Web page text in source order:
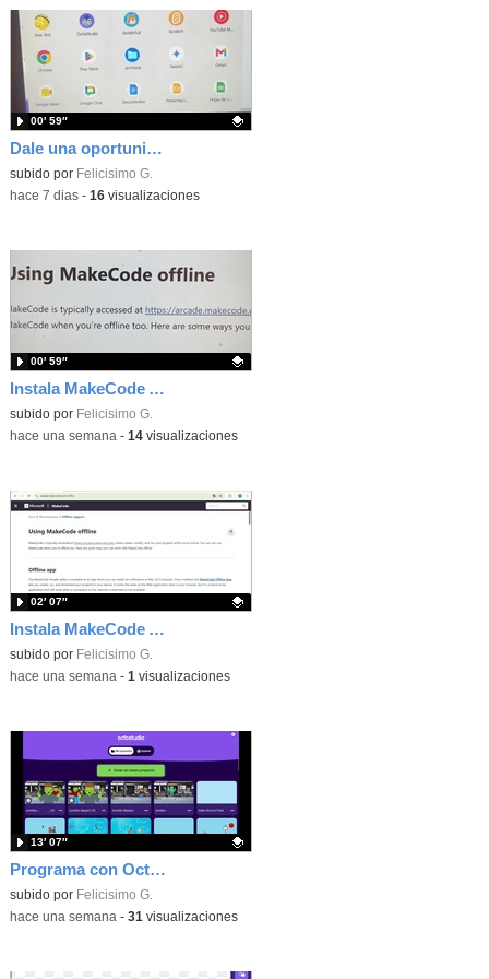
Dale una oportunidad a los Chromebooks y utiliza un proyector para realizar talleres si no tienes pantallas táctiles
Contenido educativo.
subido por Felicisimo G.
00′ 59″
-hace 7 dias- 16visualizaciones
Instala MakeCode Arcade para trabajar offline en tu tablet, ordenador, Chromebook
Contenido educativo.
subido por Felicisimo G.
00′ 59″
-hace una semana - 14visualizaciones
Instala MakeCode Arcade offline para programar grandes juegos sin necesidad de Internet
Contenido educativo.
subido por Felicisimo G.
02′ 07″
-hace una semana - 1 visualizaciones
Programa con OctoStudio, un juego de disparos contra Zombies con un cargador basado en el House of the dead
Contenido educativo.
subido por Felicisimo G.
13′ 07″
-hace una semana - 31 visualizaciones